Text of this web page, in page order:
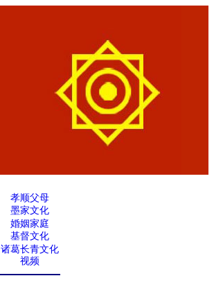
孝顺父母
墨家文化
婚姻家庭
基督文化
诸葛长青文化
视频